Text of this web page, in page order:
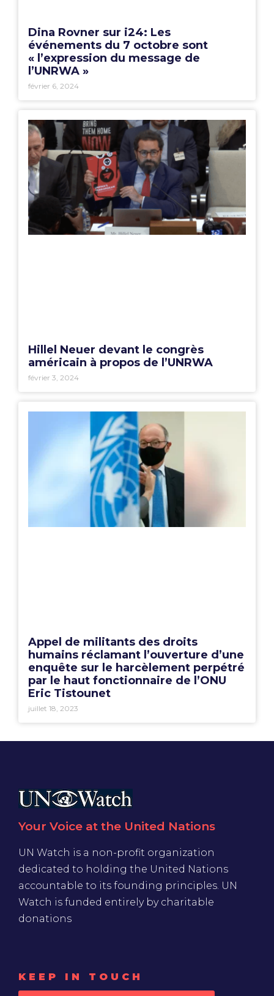
Dina Rovner sur i24: Les
événements du 7 octobre sont
« l’expression du message de
l’UNRWA »
février 6, 2024
Hillel Neuer devant le congrès
américain à propos de l’UNRWA
février 3, 2024
Appel de militants des droits
humains réclamant l’ouverture d’une
enquête sur le harcèlement perpétré
par le haut fonctionnaire de l’ONU
Eric Tistounet
juillet 18, 2023
Your Voice at the United Nations
UN Watch is a non-profit organization
dedicated to holding the United Nations
accountable to its founding principles. UN
Watch is funded entirely by charitable
donations
KEEP IN TOUCH